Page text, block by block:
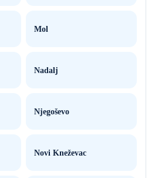
Mol
Nadalj
Njegoševo
Novi Kneževac